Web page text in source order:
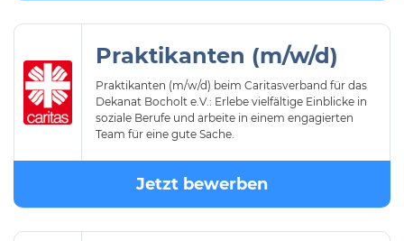
Praktikanten (m/w/d)
Praktikanten (m/w/d) beim Caritasverband für das
Dekanat Bocholt e.V.: Erlebe vielfältige Einblicke in
soziale Berufe und arbeite in einem engagierten
Team für eine gute Sache.
Jetzt bewerben